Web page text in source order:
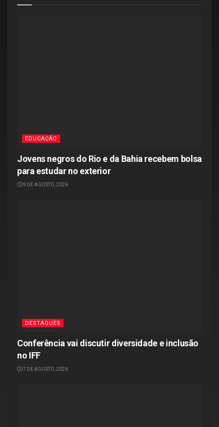
EDUCAÇÃO
Jovens negros do Rio e da Bahia recebem bolsa
para estudar no exterior
9 DE AGOSTO, 2026
DESTAQUES
Conferência vai discutir diversidade e inclusão
no IFF
7 DE AGOSTO, 2026